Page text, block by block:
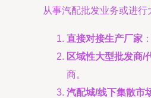
从事汽配批发业务或进行
直接对接生产厂家
区域性大型批发商/
商。
汽配城/线下集散市